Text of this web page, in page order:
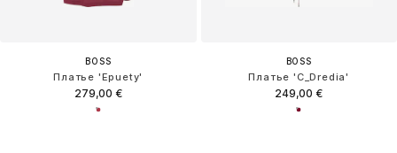
BOSS
Платье 'Epuety'
279,00 €
BOSS
Платье 'C_Dredia'
249,00 €